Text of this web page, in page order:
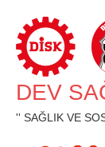
geç
DEV
'' SAĞLIK VE